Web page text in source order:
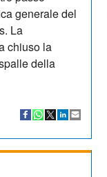
generale del
La
chiuso la
della